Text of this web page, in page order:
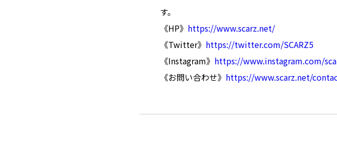
す。
《HP》 https://www.scarz.net/
《Twitter》 https://twitter.com/SCARZ5
《Instagram》 https://www.instagram.com/
《お問い合わせ》 https://www.scarz.net/